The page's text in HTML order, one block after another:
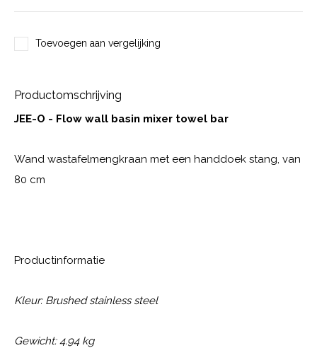
Toevoegen aan vergelijking
Productomschrijving
JEE-O - Flow wall basin mixer towel bar
Wand wastafelmengkraan met een handdoek stang, van
80 cm
Productinformatie
Kleur: Brushed stainless steel
Gewicht: 4.94 kg